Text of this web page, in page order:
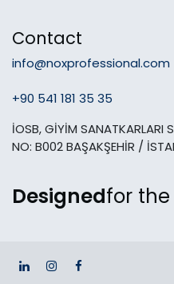
Designedfor
Contact
info@noxprofessional.com
+90 541 181 35 35
İOSB, GİYİM SANATKARLARI
NO: B002 BAŞAKŞEHİR /